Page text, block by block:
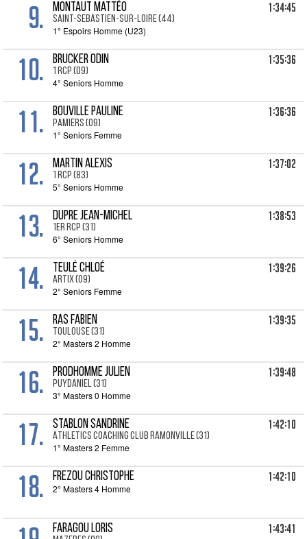
9. MONTAUT Mattéo
SAINT-SEBASTIEN-SUR-LOIRE (44)
1° Espoirs Homme (U23)
1:34:45
10. BRUCKER Odin
1 RCP (09)
4° Seniors Homme
1:35:36
11. BOUVILLE Pauline
PAMIERS (09)
1° Seniors Femme
1:36:36
12. MARTIN Alexis
1 RCP (83)
5° Seniors Homme
1:37:02
13. DUPRE Jean-michel
1ER RCP (31)
6° Seniors Homme
1:38:53
14. TEULÉ Chloé
ARTIX (09)
2° Seniors Femme
1:39:26
15. RAS Fabien
TOULOUSE (31)
2° Masters 2 Homme
1:39:35
16. PRODHOMME Julien
PUYDANIEL (31)
3° Masters 0 Homme
1:39:48
17. STABLON Sandrine
ATHLETICS COACHING CLUB RAMONVILLE (31)
1° Masters 2 Femme
1:42:10
18. FREZOU Christophe
2° Masters 4 Homme
1:42:10
FARAGOU Loris 1:43:41